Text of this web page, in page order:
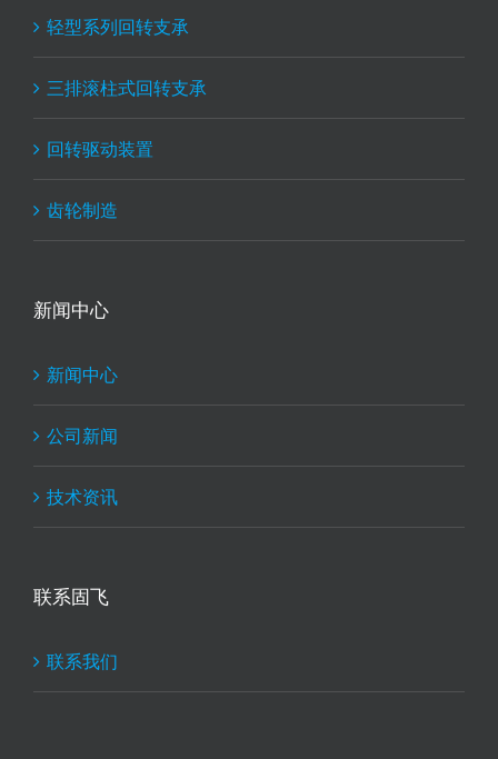
轻型系列回转支承
三排滚柱式回转支承
回转驱动装置
齿轮制造
新闻中心
新闻中心
公司新闻
技术资讯
联系固飞
联系我们